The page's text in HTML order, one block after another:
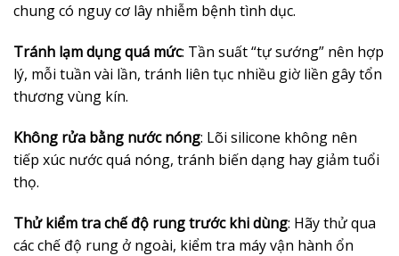
chung có nguy cơ lây nhiễm bệnh tình dục.
Tránh lạm dụng quá mức: Tần suất “tự sướng” nên hợp
lý, mỗi tuần vài lần, tránh liên tục nhiều giờ liền gây tổn
thương vùng kín.
Không rửa bằng nước nóng: Lõi silicone không nên
tiếp xúc nước quá nóng, tránh biến dạng hay giảm tuổi
thọ.
Thử kiểm tra chế độ rung trước khi dùng: Hãy thử qua
các chế độ rung ở ngoài, kiểm tra máy vận hành ổn